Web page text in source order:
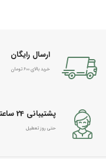
ارسال رایگان
خرید بالای 600 تومان
پشتیبانی 24 ساعته
حتی روز تعطیل